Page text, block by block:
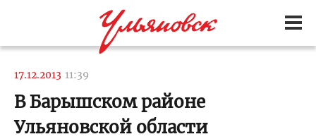
17.12.2013 11:39
В Барышском районе
Ульяновской области